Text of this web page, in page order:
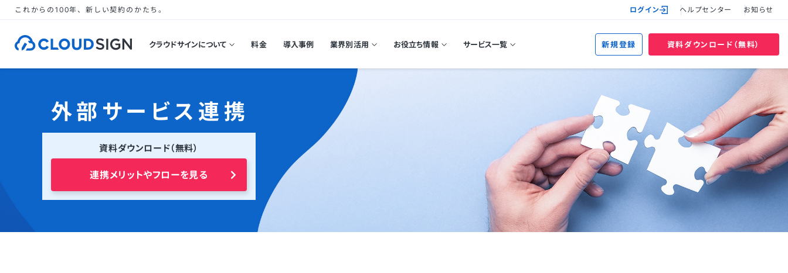
これからの100年、新しい契約のかたち。 ログイン ヘルプセンター お知らせ
クラウドサインについて 料金 導入事例 業界別活用 お役立ち情報 サービス一覧 新規登録 資料ダウンロード（無料）
外部サービス連携
資料ダウンロード（無料）
連携メリットやフローを見る